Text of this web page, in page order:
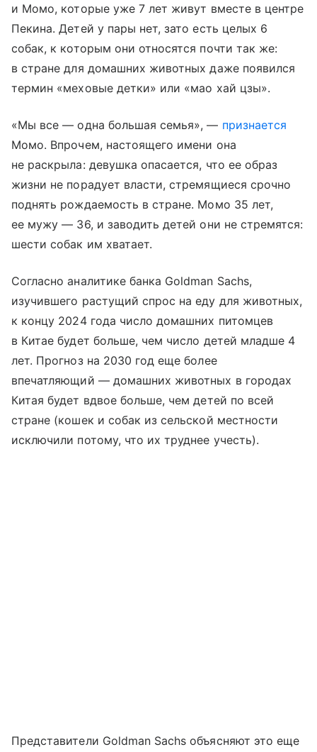
и Момо, которые уже 7 лет живут вместе в центре
Пекина. Детей у пары нет, зато есть целых 6
собак, к которым они относятся почти так же:
в стране для домашних животных даже появился
термин «меховые детки» или «мао хай цзы».
«Мы все — одна большая семья», — признается
Момо. Впрочем, настоящего имени она
не раскрыла: девушка опасается, что ее образ
жизни не порадует власти, стремящиеся срочно
поднять рождаемость в стране. Момо 35 лет,
ее мужу — 36, и заводить детей они не стремятся:
шести собак им хватает.
Согласно аналитике банка Goldman Sachs,
изучившего растущий спрос на еду для животных,
к концу 2024 года число домашних питомцев
в Китае будет больше, чем число детей младше 4
лет. Прогноз на 2030 год еще более
впечатляющий — домашних животных в городах
Китая будет вдвое больше, чем детей по всей
стране (кошек и собак из сельской местности
исключили потому, что их труднее учесть).
Представители Goldman Sachs объясняют это еще